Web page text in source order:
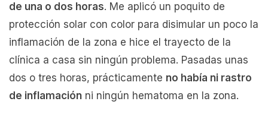
de una o dos horas. Me aplicó un poquito de
protección solar con color para disimular un poco la
inflamación de la zona e hice el trayecto de la
clínica a casa sin ningún problema. Pasadas unas
dos o tres horas, prácticamente no había ni rastro
de inflamación ni ningún hematoma en la zona.